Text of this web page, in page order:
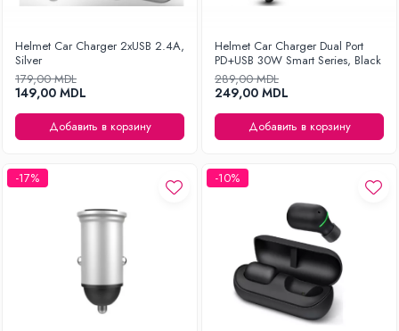
Helmet Car Charger 2xUSB 2.4A,
Silver
179,00 MDL
149,00 MDL
Добавить в корзину
Helmet Car Charger Dual Port
PD+USB 30W Smart Series, Black
289,00 MDL
249,00 MDL
Добавить в корзину
-17% -10%